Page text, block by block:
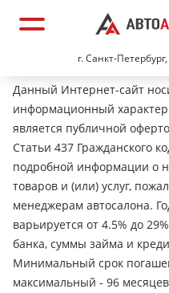
г. Санкт-
Данный Интернет-сайт
информационный
является публичной
Статьи 437 Гражданского
подробной информации о
товаров и (или) услуг,
менеджерам автосалона.
варьируется от 4.5% до
банка, суммы займа и
Минимальный срок
максимальный - 96